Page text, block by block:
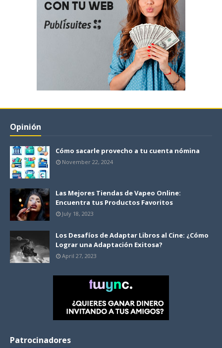
Opinión
Cómo sacarle provecho a tu cuenta nómina
November 22, 2024
Las Mejores Tiendas de Vapeo Online:
Encuentra tus Productos Favoritos
July 18, 2023
Los Desafíos de Adaptar Libros al Cine: ¿Cómo
Lograr una Adaptación Exitosa?
April 27, 2023
Patrocinadores